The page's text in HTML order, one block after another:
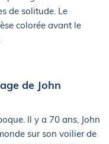
de solitude. Le
colorée avant le
de John
Il y a 70 ans, John
sur son voilier de